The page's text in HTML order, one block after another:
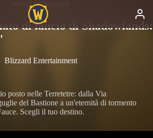
World of Warcraft
di lancio di Shadowlands:
Blizzard Entertainment
posto nelle Terretetre: dalla Via
del Bastione a un'eternità di tormento
Scegli il tuo destino.